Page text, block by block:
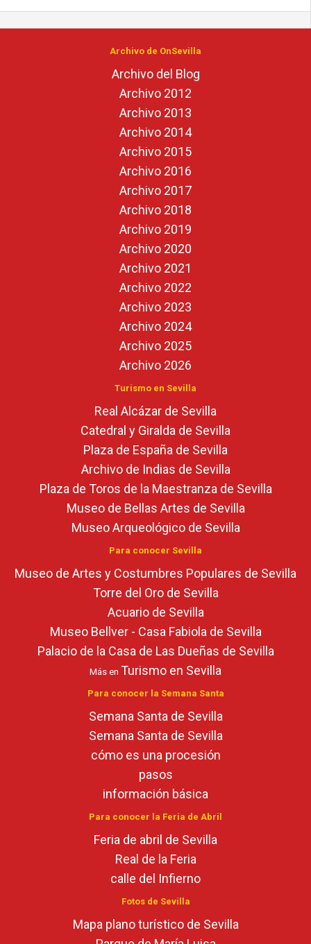
Archivo de OnSevilla
Archivo del Blog
Archivo 2012
Archivo 2013
Archivo 2014
Archivo 2015
Archivo 2016
Archivo 2017
Archivo 2018
Archivo 2019
Archivo 2020
Archivo 2021
Archivo 2022
Archivo 2023
Archivo 2024
Archivo 2025
Archivo 2026
Turismo en Sevilla
Real Alcázar de Sevilla
Catedral y Giralda de Sevilla
Plaza de España de Sevilla
Archivo de Indias de Sevilla
Plaza de Toros de la Maestranza de Sevilla
Museo de Bellas Artes de Sevilla
Museo Arqueológico de Sevilla
Para conocer Sevilla
Museo de Artes y Costumbres Populares de Sevilla
Torre del Oro de Sevilla
Acuario de Sevilla
Museo Bellver - Casa Fabiola de Sevilla
Palacio de la Casa de Las Dueñas de Sevilla
Más en Turismo en Sevilla
Para conocer la Semana Santa
Semana Santa de Sevilla
Semana Santa de Sevilla
cómo es una procesión
pasos
información básica
Para conocer la Feria de Abril
Feria de abril de Sevilla
Real de la Feria
calle del Infierno
Fotos de Sevilla
Mapa plano turístico de Sevilla